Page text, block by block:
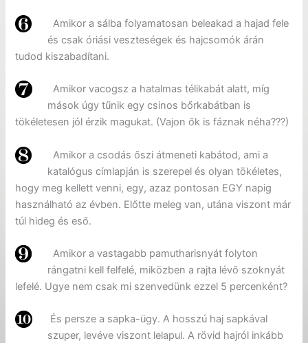
Amikor a sálba folyamatosan beleakad a hajad fele
és csak óriási veszteségek és hajcsomók árán
tudod kiszabadítani.
Amikor vacogsz a hatalmas télikabát alatt, míg
mások úgy tűnik egy csinos bőrkabátban is
tökéletesen jól érzik magukat. (Vajon ők is fáznak néha???)
Amikor a csodás őszi átmeneti kabátod, ami a
katalógus címlapján is szerepel és olyan tökéletes,
hogy meg kellett venni, egy, azaz pontosan EGY napig
használható az évben. Előtte meleg van, utána viszont már
túl hideg és eső.
Amikor a vastagabb pamutharisnyát folyton
rángatni kell felfelé, miközben a rajta lévő szoknyát
lefelé. Ugye nem csak mi szenvedünk ezzel 5 percenként?
És persze a sapka-ügy. A hosszú haj sapkával
szuper, levéve viszont lelapul. A rövid hajról inkább